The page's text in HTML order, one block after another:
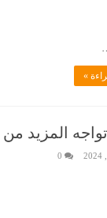
»
تواجه
0